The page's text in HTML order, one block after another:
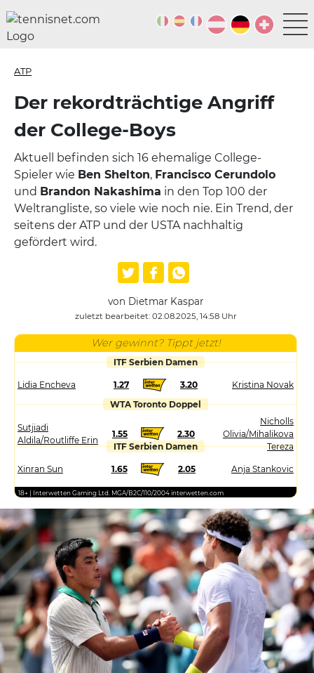
ATP
Der rekordträchtige Angriff
der College-Boys
Aktuell befinden sich 16 ehemalige College-
Spieler wie Ben Shelton, Francisco Cerundolo
und Brandon Nakashima in den Top 100 der
Weltrangliste, so viele wie noch nie. Ein Trend, der
seitens der ATP und der USTA nachhaltig
gefördert wird.
von Dietmar Kaspar
zuletzt bearbeitet: 02.08.2025, 14:58 Uhr
Wer gewinnt? Tippt jetzt!
ITF Serbien Damen
Lidia Encheva 1.27 3.20
Kristina Novak
WTA Toronto Doppel
Sutjiadi
Aldila/Routliffe Erin
1.55 2.30
Nicholls
Olivia/Mihalikova
Tereza
ITF Serbien Damen
Xinran Sun 1.65 2.05 Anja Stankovic
18+ | Interwetten Gaming Ltd. MGA/B2C/110/2004 interwetten.com